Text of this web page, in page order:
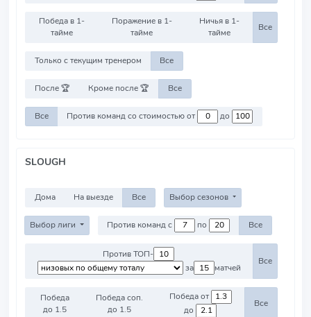
Победа в 1-
тайме
Поражение в 1-
тайме
Ничья в 1-
тайме
Все
Только с текущим тренером Все
После 🏆 Кроме после 🏆 Все
Все Против команд со стоимостью от до
SLOUGH
Дома На выезде Все Выбор сезонов
Выбор лиги Против команд с по Все
Против ТОП-
за
матчей
Все
Победа
до 1.5
Победа соп.
до 1.5
Победа от
до
Все